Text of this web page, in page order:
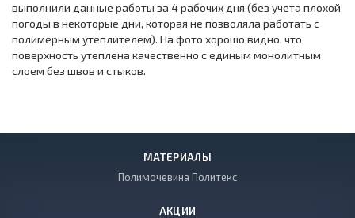
выполнили данные работы за 4 рабочих дня (без учета плохой
погоды в некоторые дни, которая не позволяла работать с
полимерным утеплителем). На фото хорошо видно, что
поверхность утеплена качественно с единым монолитным
слоем без швов и стыков.
МАТЕРИАЛЫ
Полимочевина Политекс
АКЦИИ